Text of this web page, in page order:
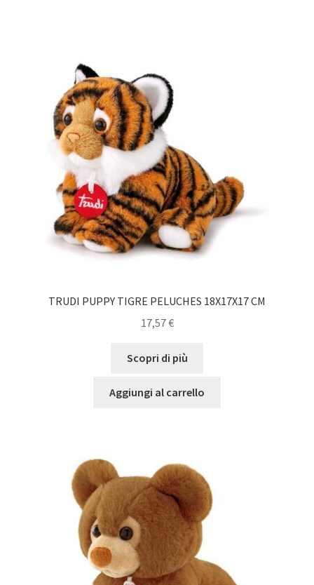
TRUDI PUPPY TIGRE PELUCHES 18X17X17 CM
17,57€
Scopri di più
Aggiungi al carrello